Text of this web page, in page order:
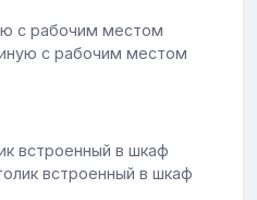
с рабочим местом
встроенный в шкаф